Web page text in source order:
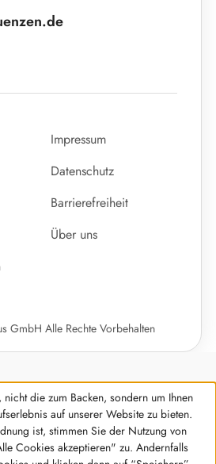
Impressum
Datenschutz
Barrierefreiheit
Über uns
GmbH Alle Rechte Vorbehalten
die zum Backen, sondern um Ihnen
auf unserer Website zu bieten.
ist, stimmen Sie der Nutzung von
Cookies akzeptieren" zu. Andernfalls